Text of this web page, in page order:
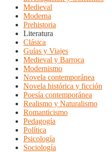
Medieval
Moderna
Prehistoria
Literatura
Clásica
Guías y Viajes
Medieval y Barroca
Modernismo
Novela contemporánea
Novela histórica y ficción
Poesía contemporánea
Realismo y Naturalismo
Romanticismo
Pedagogía
Política
Psicología
Sociología